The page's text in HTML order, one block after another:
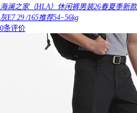
海澜之家（HLA）休闲裤男装26春夏季新
灰E7 29 /165推荐54~56kg
0条评价